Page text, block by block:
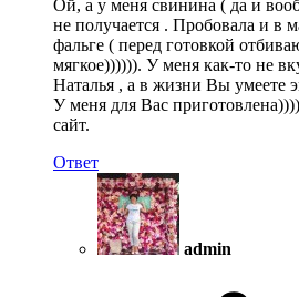
Ой, а у меня свинина ( да и
не получается . Пробовала и в
фальге ( перед готовкой
мягкое)))))). У меня как-то не
Наталья , а в жизни Вы умеете
У меня для Вас
сайт.
Ответ
admin